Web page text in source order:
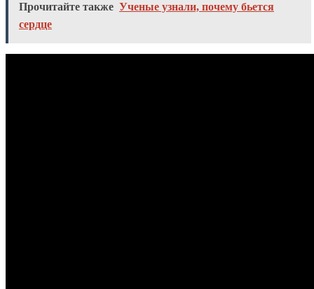
Прочитайте также Ученые узнали, почему бьется
сердце